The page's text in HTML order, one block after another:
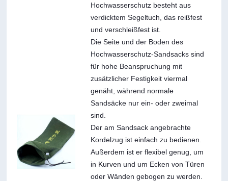
Hochwasserschutz besteht aus
verdicktem Segeltuch, das reißfest
und verschleißfest ist.
Die Seite und der Boden des
Hochwasserschutz-Sandsacks sind
für hohe Beanspruchung mit
zusätzlicher Festigkeit viermal
genäht, während normale
Sandsäcke nur ein- oder zweimal
sind.
Der am Sandsack angebrachte
Kordelzug ist einfach zu bedienen.
Außerdem ist er flexibel genug, um
in Kurven und um Ecken von Türen
oder Wänden gebogen zu werden.